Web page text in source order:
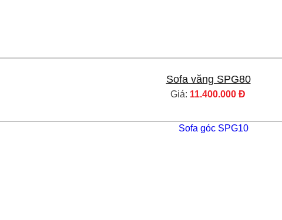
Sofa văng SPG80
Giá: 11.400.000 Đ